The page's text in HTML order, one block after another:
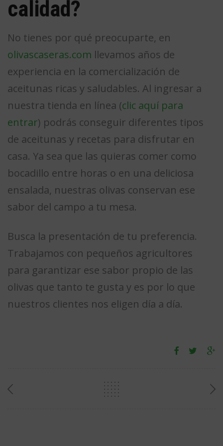
calidad?
No tienes por qué preocuparte, en
olivascaseras.com llevamos años de
experiencia en la comercialización de
aceitunas ricas y saludables. Al ingresar a
nuestra tienda en línea (clic aquí para
entrar) podrás conseguir diferentes tipos
de aceitunas y recetas para disfrutar en
casa. Ya sea que las quieras comer como
bocadillo entre horas o en una deliciosa
ensalada, nuestras olivas conservan ese
sabor del campo a tu mesa.
Busca la presentación de tu preferencia.
Trabajamos con pequeños agricultores
para garantizar ese sabor propio de las
olivas que tanto te gusta y es por lo que
nuestros clientes nos eligen día a día.